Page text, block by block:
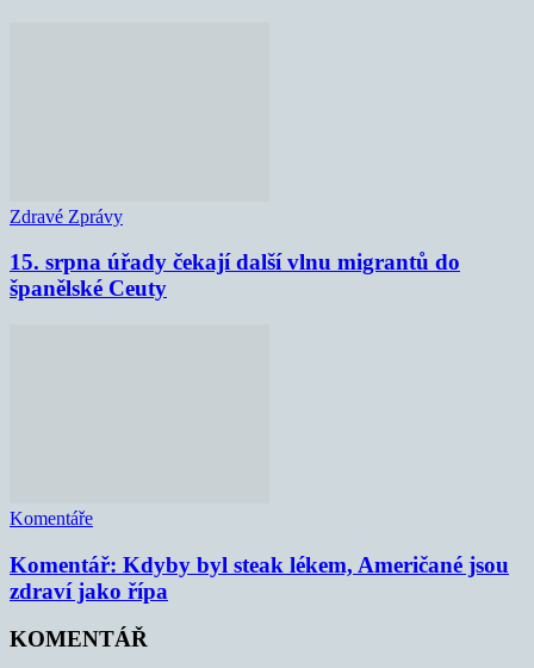
Zdravé Zprávy
15. srpna úřady čekají další vlnu migrantů do
španělské Ceuty
Komentáře
Komentář: Kdyby byl steak lékem, Američané jsou
zdraví jako řípa
KOMENTÁŘ